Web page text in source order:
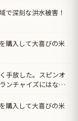
で深刻な洪水被害！
購入して大喜びの米
手放した。スピンオ
ンチャイズにはなれ
購入して大喜びの米